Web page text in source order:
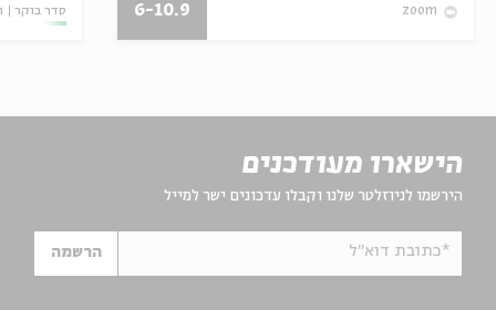
zoom
6-10.9 סדר בוקר
הישארו מעודכנים
הירשמו לניוזלטר שלנו וקבלו עדכונים ישר למייל
*כתובת דוא"ל הרשמה